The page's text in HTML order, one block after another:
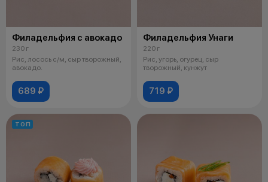
Филадельфия с авокадо
230 г
Рис, лосось с/м, сыр творожный,
авокадо.
689 ₽
Филадельфия Унаги
220 г
Рис, угорь, огурец, сыр
творожный, кунжут
719 ₽
ТОП